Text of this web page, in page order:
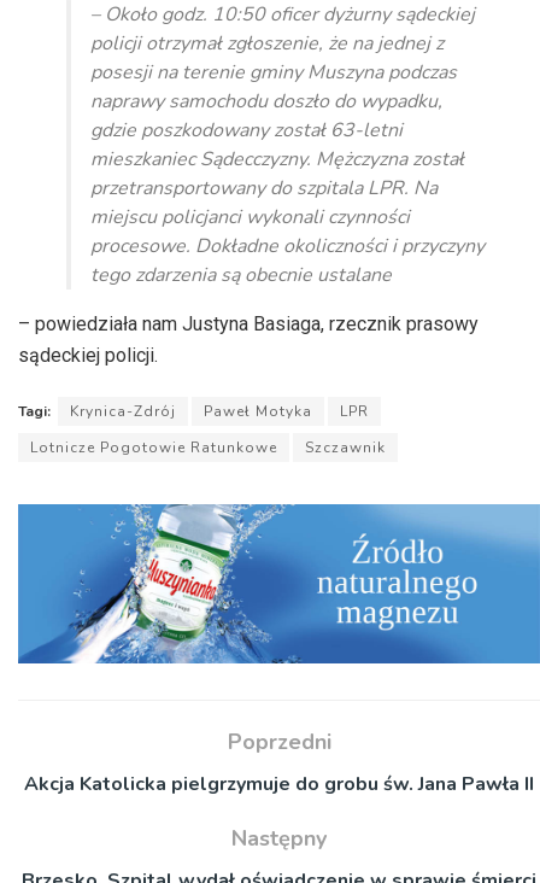
– Około godz. 10:50 oficer dyżurny sądeckiej
policji otrzymał zgłoszenie, że na jednej z
posesji na terenie gminy Muszyna podczas
naprawy samochodu doszło do wypadku,
gdzie poszkodowany został 63-letni
mieszkaniec Sądecczyzny. Mężczyzna został
przetransportowany do szpitala LPR. Na
miejscu policjanci wykonali czynności
procesowe. Dokładne okoliczności i przyczyny
tego zdarzenia są obecnie ustalane
– powiedziała nam Justyna Basiaga, rzecznik prasowy
sądeckiej policji.
Tagi: Krynica-Zdrój Paweł Motyka
LPR
Lotnicze Pogotowie Ratunkowe
Szczawnik
Poprzedni
Akcja Katolicka pielgrzymuje do grobu św. Jana Pawła II
Następny